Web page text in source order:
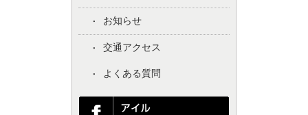
お知らせ
交通アクセス
よくある質問